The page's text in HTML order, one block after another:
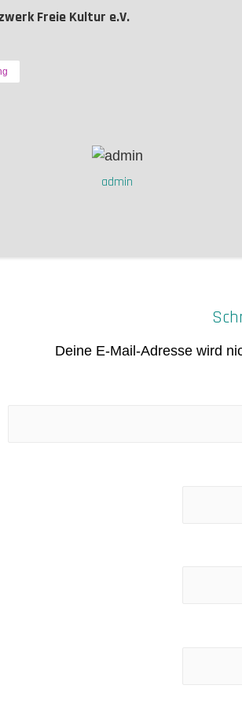
Freie Kultur e.V.
admin
Deine E-Mail-Adresse wird